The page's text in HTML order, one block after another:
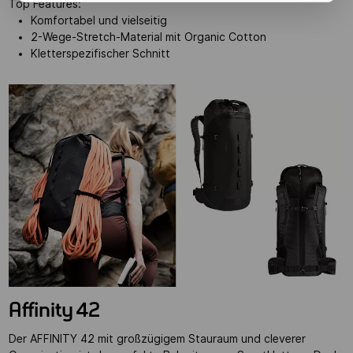
Top Features:
Komfortabel und vielseitig
2-Wege-Stretch-Material mit Organic Cotton
Kletterspezifischer Schnitt
Affinity 42
Der AFFINITY 42 mit großzügigem Stauraum und cleverer